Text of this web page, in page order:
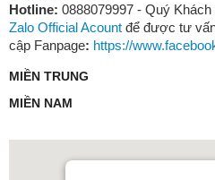
Hotline: 0888079997 - Quý
Zalo Official Acount để được tư
cập Fanpage: https://
MIỀN TRUNG
MIỀN NAM